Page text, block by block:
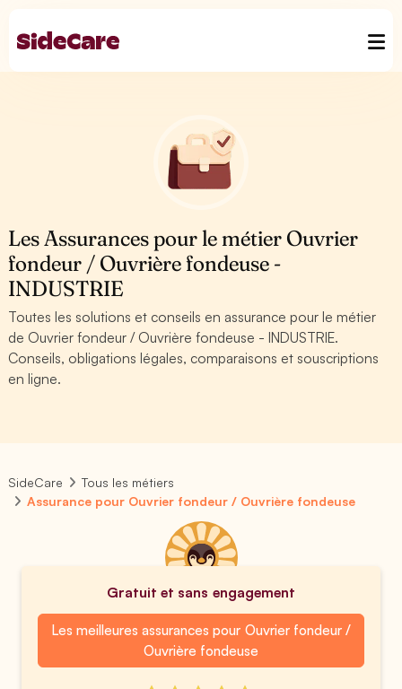
Les Assurances pour le métier Ouvrier
fondeur / Ouvrière fondeuse -
INDUSTRIE
Toutes les solutions et conseils en assurance pour le métier
de Ouvrier fondeur / Ouvrière fondeuse - INDUSTRIE.
Conseils, obligations légales, comparaisons et souscriptions
en ligne.
SideCare
Tous les métiers
Assurance pour Ouvrier fondeur / Ouvrière fondeuse
Gratuit et sans engagement
Les meilleures assurances pour Ouvrier fondeur /
Ouvrière fondeuse